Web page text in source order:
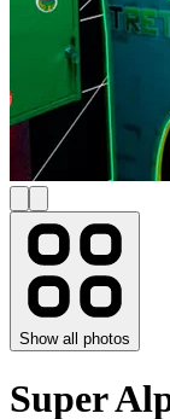
Show all photos
Super